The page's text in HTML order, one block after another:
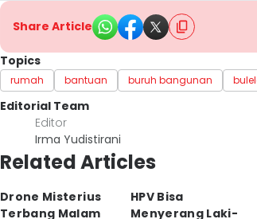
Share Article
Topics
rumah bantuan buruh bangunan
Editorial Team
Editor
Irma Yudistirani
Related Articles
Drone Misterius
Terbang Malam
HPV Bisa
Menyerang Laki-